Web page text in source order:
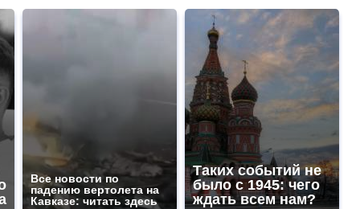
Все новости по
падению вертолета на
Кавказе: читать здесь
Таких событий не
было с 1945: чего
ждать всем нам?